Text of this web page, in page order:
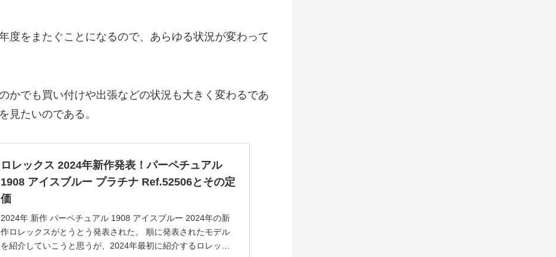
度をまたぐことになるので、あらゆる状況が変わって
かでも買い付けや出張などの状況も大きく変わるであ
見たいのである。
ロレックス 2024年新作発表！パーペチュアル
1908 アイスブルー プラチナ Ref.52506とその定
価
2024年 新作 パーペチュアル 1908 アイスブルー 2024年の新
作ロレックスがとうとう発表された。 順に発表されたモデル
を紹介していこうと思うが、2024年最初に紹介するロレック